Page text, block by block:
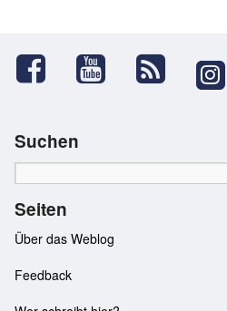
Suchen
Seiten
Über das Weblog
Feedback